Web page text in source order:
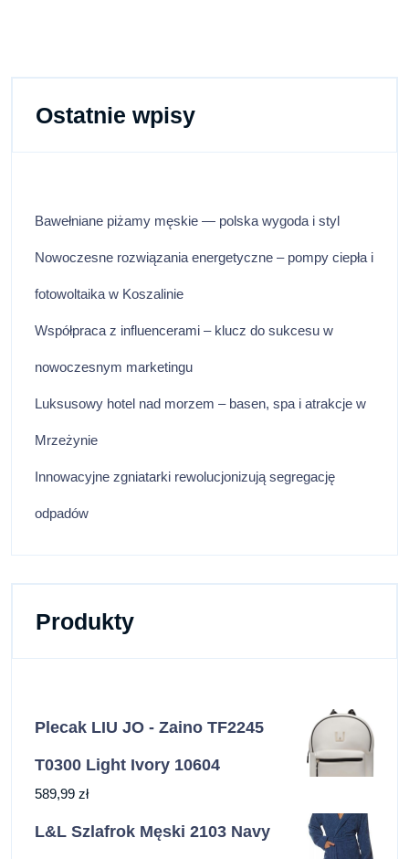
Ostatnie wpisy
Bawełniane piżamy męskie — polska wygoda i styl
Nowoczesne rozwiązania energetyczne – pompy ciepła i
fotowoltaika w Koszalinie
Współpraca z influencerami – klucz do sukcesu w
nowoczesnym marketingu
Luksusowy hotel nad morzem – basen, spa i atrakcje w
Mrzeżynie
Innowacyjne zgniatarki rewolucjonizują segregację
odpadów
Produkty
Plecak LIU JO - Zaino TF2245
T0300 Light Ivory 10604
589,99 zł
L&L Szlafrok Męski 2103 Navy